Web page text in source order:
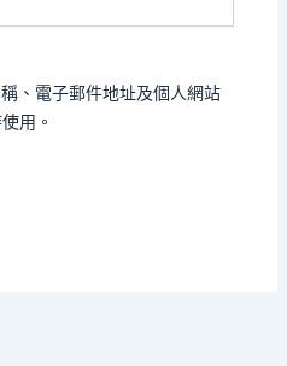
、電子郵件地址及個人網站
用。